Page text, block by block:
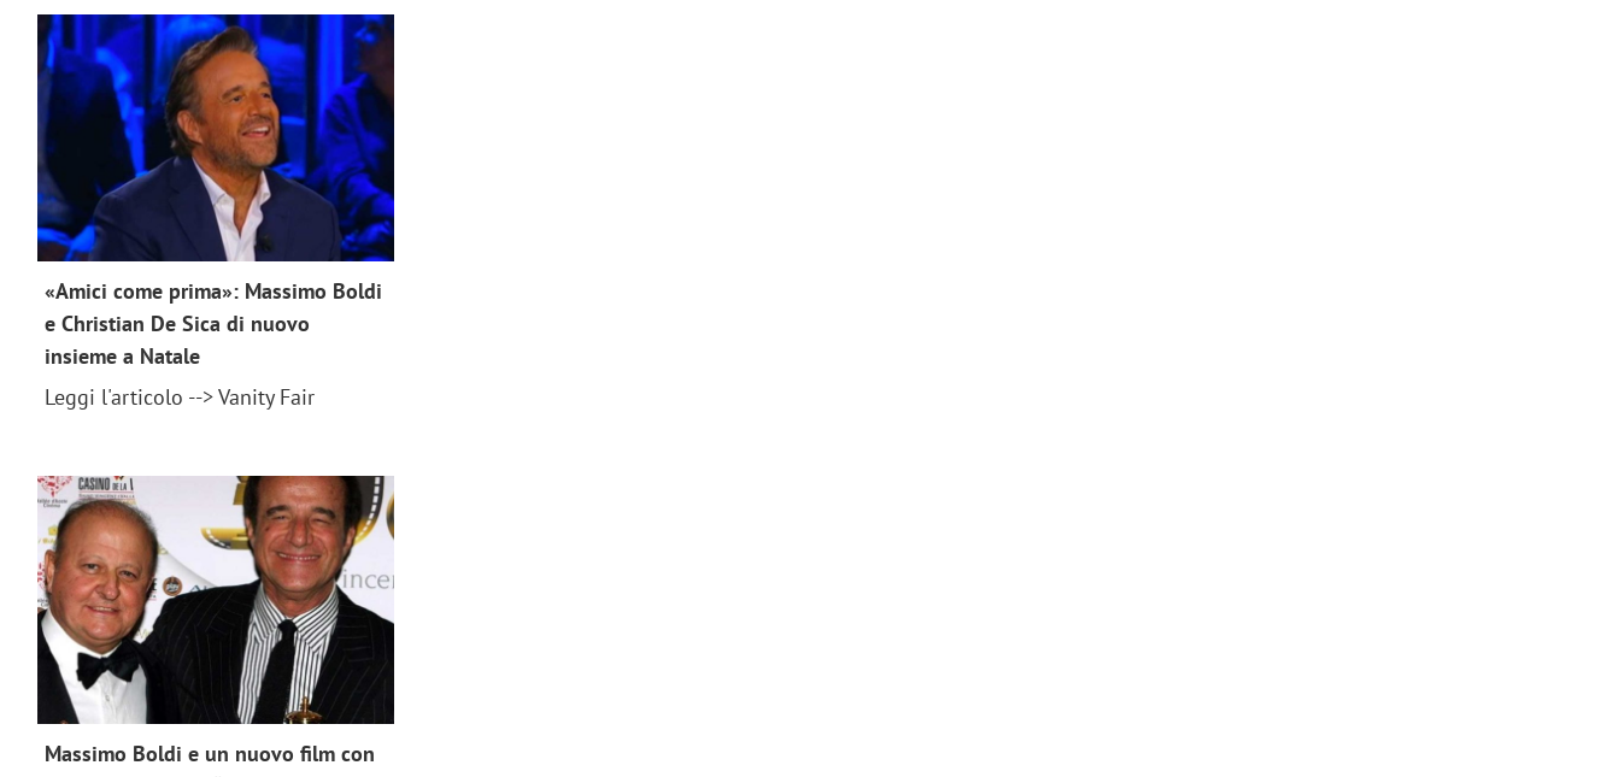
«Amici come prima»: Massimo Boldi
e Christian De Sica di nuovo
insieme a Natale
Leggi l'articolo --> Vanity Fair
Massimo Boldi e un nuovo film con